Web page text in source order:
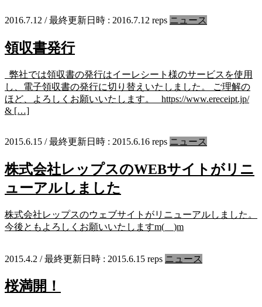
2016.7.12 / 最終更新日時 : 2016.7.12 reps ニュース
領収書発行
弊社では領収書の発行はイーレシート様のサービスを使用
し、電子領収書の発行に切り替えいたしました。 ご理解の
ほど、よろしくお願いいたします。 https://www.ereceipt.jp/
& […]
2015.6.15 / 最終更新日時 : 2015.6.16 reps ニュース
株式会社レップスのWEBサイトがリニ
ューアルしました
株式会社レップスのウェブサイトがリニューアルしました。
今後ともよろしくお願いいたしますm(__)m
2015.4.2 / 最終更新日時 : 2015.6.15 reps ニュース
桜満開！